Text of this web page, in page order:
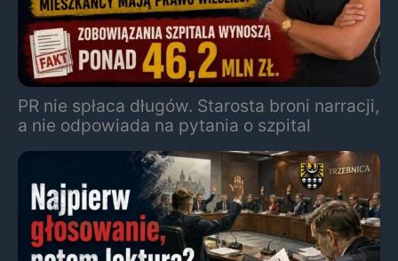
PR nie spłaca długów. Starosta broni narracji,
a nie odpowiada na pytania o szpital